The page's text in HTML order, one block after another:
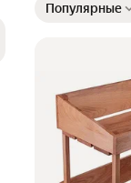
Популярные